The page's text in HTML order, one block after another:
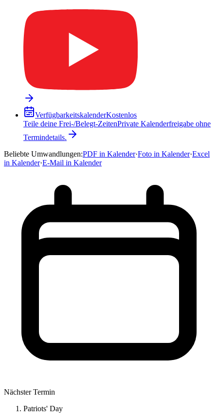
VerfügbarkeitskalenderKostenlos
Teile deine Frei-/Belegt-ZeitenPrivate Kalenderfreigabe ohne
Termindetails.
Beliebte Umwandlungen:PDF in Kalender·Foto in Kalender·Excel
in Kalender·E-Mail in Kalender
Nächster Termin
Patriots' Day